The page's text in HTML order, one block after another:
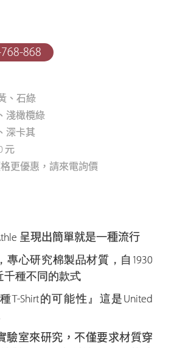
868
、石綠
淺橄欖綠
深卡其
元
更優惠，請來電詢價
呈現出簡單就是一種流行
專心研究棉製品材質，自1930
千種不同的款式
T-Shirt的可能性』這是United
驗室來研究，不僅要求材質穿